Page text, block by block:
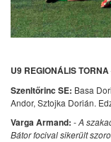
U9 REGIONÁLIS
Szenltőrinc SE: Basa
Andor, Sztojka Dorián.
Varga Armand: -A
Bátor focival sikerült